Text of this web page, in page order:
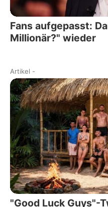
Fans aufgepasst:
Millionär?" wieder
Artikel -
"Good Luck Guys"-